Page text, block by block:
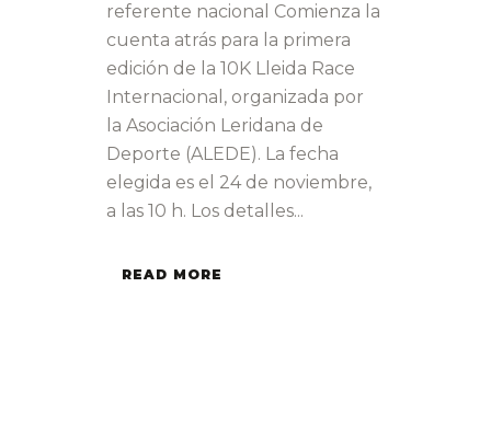
referente nacional Comienza la
cuenta atrás para la primera
edición de la 10K Lleida Race
Internacional, organizada por
la Asociación Leridana de
Deporte (ALEDE). La fecha
elegida es el 24 de noviembre,
a las 10 h. Los detalles...
READ MORE